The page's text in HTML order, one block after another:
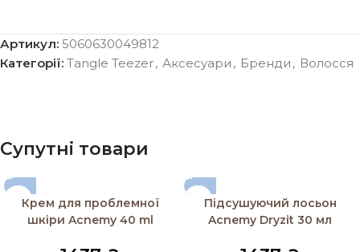
Артикул: 5060630049812
Категорії: Tangle Teezer, Аксесуари , Бренди , Волосся
Супутні товари
Крем для проблемної
шкіри Acnemy 40 ml
Підсушуючий лосьон
Acnemy Dryzit 30 мл